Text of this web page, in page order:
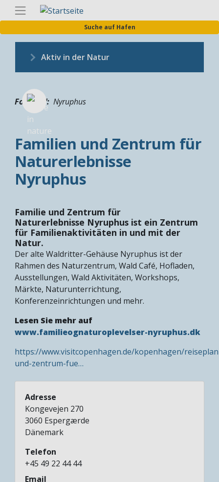
Direkt
zum
Suche auf Hafen
Aktiv in der Natur
Fotograf Nyruphus
Familien und Zentrum für
Naturerlebnisse
Nyruphus
Familie und Zentrum für
Naturerlebnisse Nyruphus ist ein Zentrum
für Familienaktivitäten in und mit der
Natur.
Der alte Waldritter-Gehäuse Nyruphus ist der
Rahmen des Naturzentrum, Wald Café, Hofladen,
Ausstellungen, Wald Aktivitäten, Workshops,
Märkte, Naturunterrichtung,
Konferenzeinrichtungen und mehr.
Lesen Sie mehr auf
www.familieognaturoplevelser-nyruphus.dk
https://www.visitcopenhagen.de/kopenhagen/
und-zentrum-fue…
Adresse
Kongevejen 270
3060 Espergærde
Dänemark
Telefon
+45 49 22 44 44
Email